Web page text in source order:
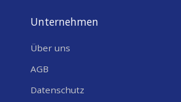
Unternehmen
Über uns
AGB
Datenschutz